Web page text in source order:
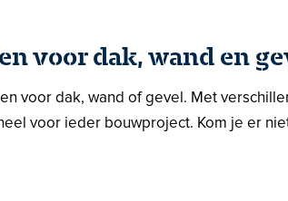
voor dak, wand en
voor dak, wand of gevel. Met
voor ieder bouwproject. Kom je er